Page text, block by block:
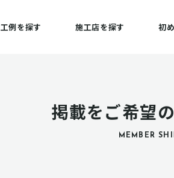
例を探す 施工店を探す 初
掲載をご希望
MEMBER